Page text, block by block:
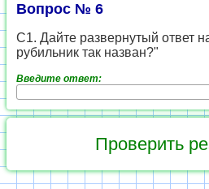
Вопрос № 6
С1. Дайте развернутый ответ
рубильник так назван?"
Введите ответ: